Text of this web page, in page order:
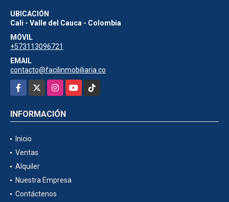
UBICACIÓN
Cali - Valle del Cauca - Colombia
MÓVIL
+573113096721
EMAIL
contacto@facilinmobiliaria.co
Facebook
InstagramYouTubeTikTok
INFORMACIÓN
Inicio
Ventas
Alquiler
Nuestra Empresa
Contáctenos